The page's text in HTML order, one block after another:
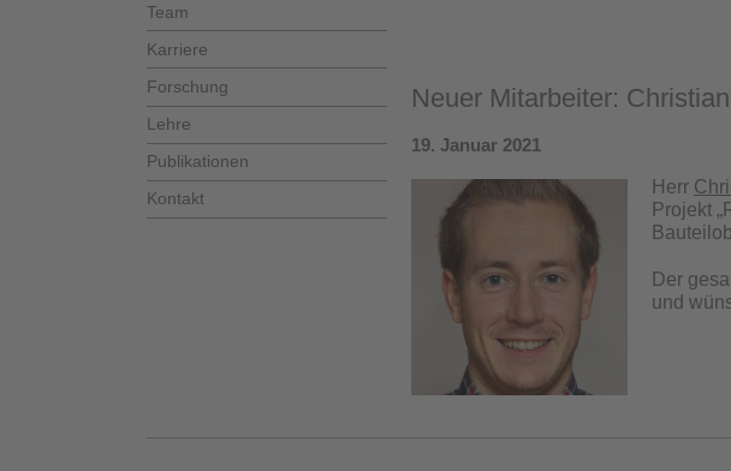
Team
Karriere
Forschung
Lehre
Publikationen
Kontakt
Neuer Mitarbeiter:
19. Januar 2021
Herr
Projekt
Der
und